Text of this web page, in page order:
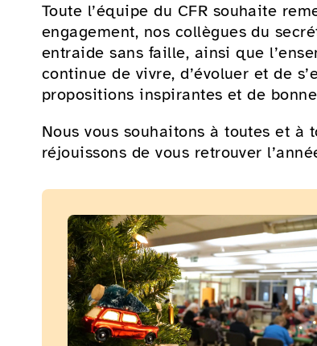
Toute l’équipe du CFR souhaite
engagement, nos collègues du
entraide sans faille, ainsi que
continue de vivre, d’évoluer et de
propositions inspirantes et de
Nous vous souhaitons à toutes et à
réjouissons de vous retrouver